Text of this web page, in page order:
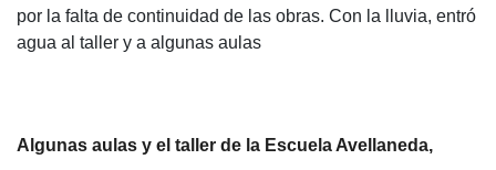
por la falta de continuidad de las obras. Con la lluvia, entró
agua al taller y a algunas aulas
Algunas aulas y el taller de la Escuela Avellaneda,